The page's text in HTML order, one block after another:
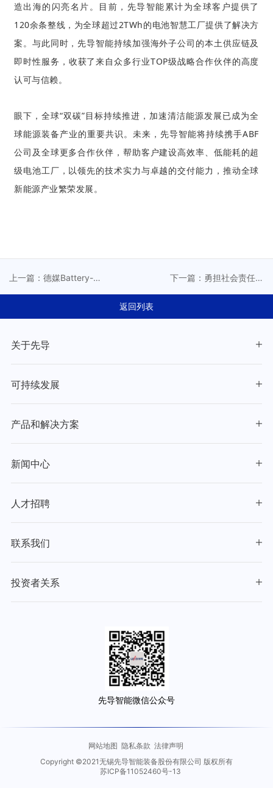
造出海的闪亮名片。目前，先导智能 累计为全球客户提供了
120余条整线，为全球超过2TWh的电池智慧工厂提供了解决方
案。 与此同时，先导智能持续加强海外子公司的本土供应链及
即时性服务，收获了来自众多行业TOP级战略合作伙伴的高度
认可与信赖。
眼下，全球“双碳”目标持续推进，加速清洁能源发展已成为全
球能源装备产业的重要共识。未来，先导智能将持续携手ABF
公司及全球更多合作伙伴，帮助客户建设高效率、低能耗的超
级电池工厂，以领先的技术实力与卓越的交付能力，推动全球
新能源产业繁荣发展。
上一篇：德媒Battery-
下一篇：勇担社会责任，
返回列表
关于先导
可持续发展
产品和解决方案
新闻中心
人才招聘
联系我们
投资者关系
先导智能微信公众号
网站地图 隐私条款 法律声明
Copyright ©2021无锡先导智能装备股份有限公司 版权所有
苏ICP备11052460号-13